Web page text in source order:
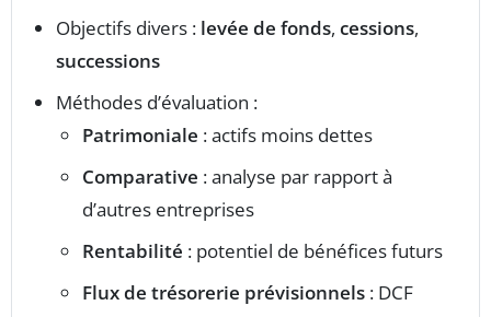
Objectifs divers : levée de fonds, cessions,
successions
Méthodes d’évaluation :
Patrimoniale : actifs moins dettes
Comparative : analyse par rapport à
d’autres entreprises
Rentabilité : potentiel de bénéfices futurs
Flux de trésorerie prévisionnels : DCF